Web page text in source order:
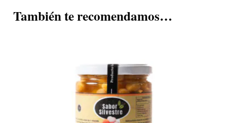
También te recomendamos…